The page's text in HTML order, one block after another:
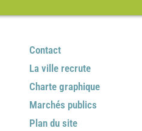
Contact
La ville recrute
Charte graphique
Marchés publics
Plan du site